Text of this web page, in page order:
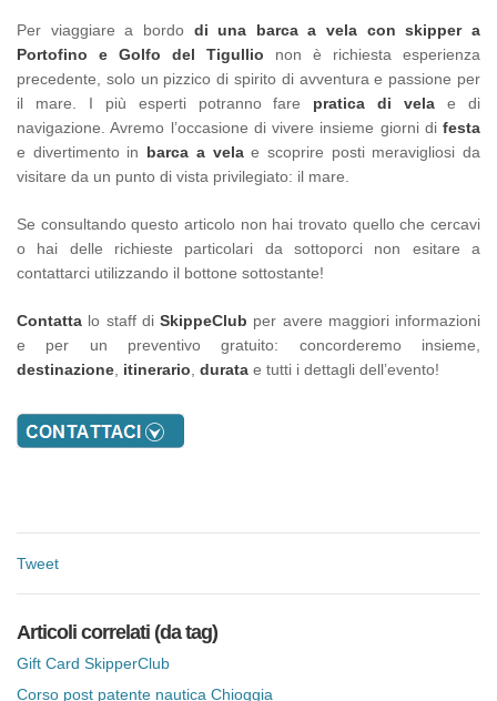
Per viaggiare a bordo di una barca a vela con skipper a
Portofino e Golfo del Tigullio non è richiesta esperienza
precedente, solo un pizzico di spirito di avventura e passione per
il mare. I più esperti potranno fare pratica di vela e di
navigazione. Avremo l’occasione di vivere insieme giorni di festa
e divertimento in barca a velae scoprire posti meravigliosi da
visitare da un punto di vista privilegiato: il mare.
Se consultando questo articolo non hai trovato quello che cercavi
o hai delle richieste particolari da sottoporci non esitare a
contattarci utilizzando il bottone sottostante!
Contatta lo staff diSkippeClub per avere maggiori informazioni
e per un preventivo gratuito: concorderemo insieme,
destinazione itinerario durata e tutti i dettagli dell’evento!
Tweet
Articoli correlati (da tag)
Gift Card SkipperClub
Corso post patente nautica Chioggia